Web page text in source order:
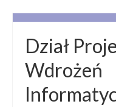
Dział
Wdrożeń